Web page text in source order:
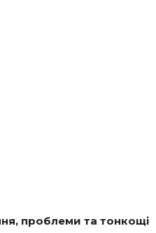
проблеми та тонкощі